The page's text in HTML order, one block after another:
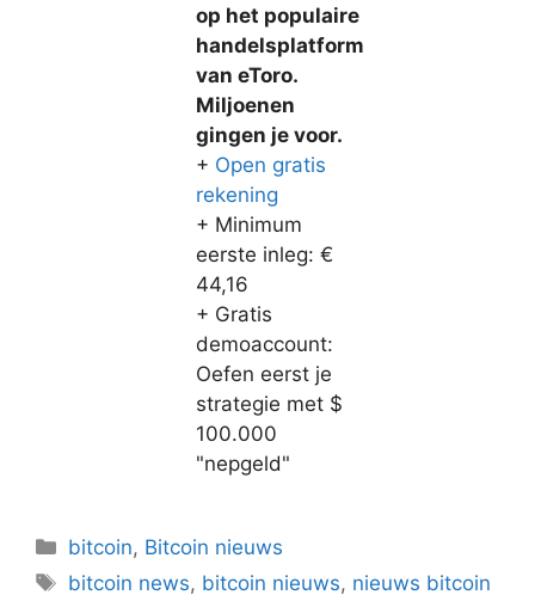
op het populaire
handelsplatform
van eToro.
Miljoenen
gingen je voor.
+ Open gratis
rekening
+ Minimum
eerste inleg: €
44,16
+ Gratis
demoaccount:
Oefen eerst je
strategie met $
100.000
"nepgeld"
Categorieën
bitcoin, Bitcoin nieuws
Tags
bitcoin news, bitcoin nieuws, nieuws bitcoin